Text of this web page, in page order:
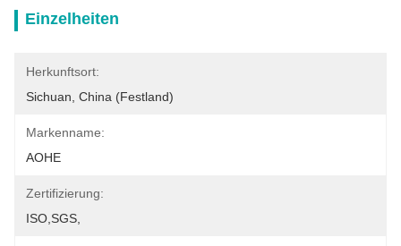
Einzelheiten
Herkunftsort:
Sichuan, China (Festland)
Markenname:
AOHE
Zertifizierung:
ISO,SGS,